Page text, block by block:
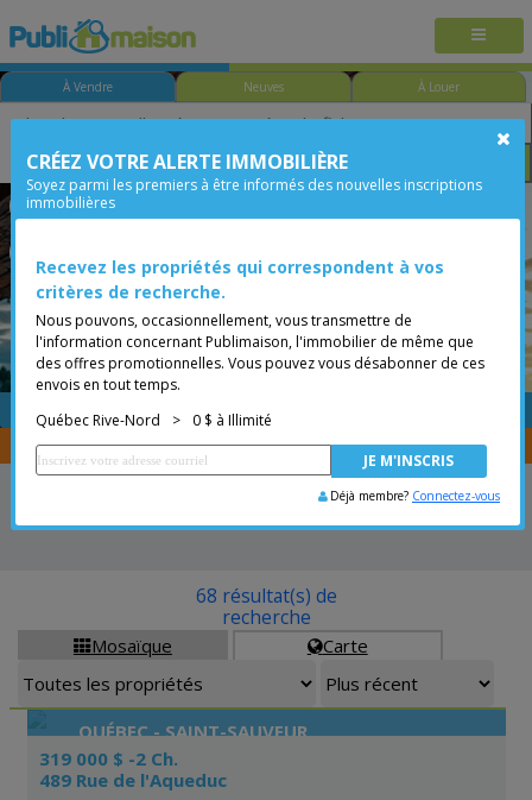
À Vendre Neuves À Louer
Chambre Prix
Québec - Charlesbourg
Placer une annonce
Vous êtes courtier, transférer vos propriétés avecCENTRIS
Mosaïque Carte
68 résultat(s) de
recherche
QUÉBEC - SAINT-SAUVEUR
319 000 $ -2 Ch.
489 Rue de l'Aqueduc
CRÉEZ VOTRE ALERTE IMMOBILIÈRE
Soyez parmi les premiers à être informés des nouvelles inscriptions
immobilières
Recevez les propriétés qui correspondent à vos
critères de recherche.
Nous pouvons, occasionnellement, vous transmettre de
l'information concernant Publimaison, l'immobilier de même que
des offres promotionnelles. Vous pouvez vous désabonner de ces
envois en tout temps.
Québec Rive-Nord
> 0 $ à Illimité
Déjà membre? Connectez-vous